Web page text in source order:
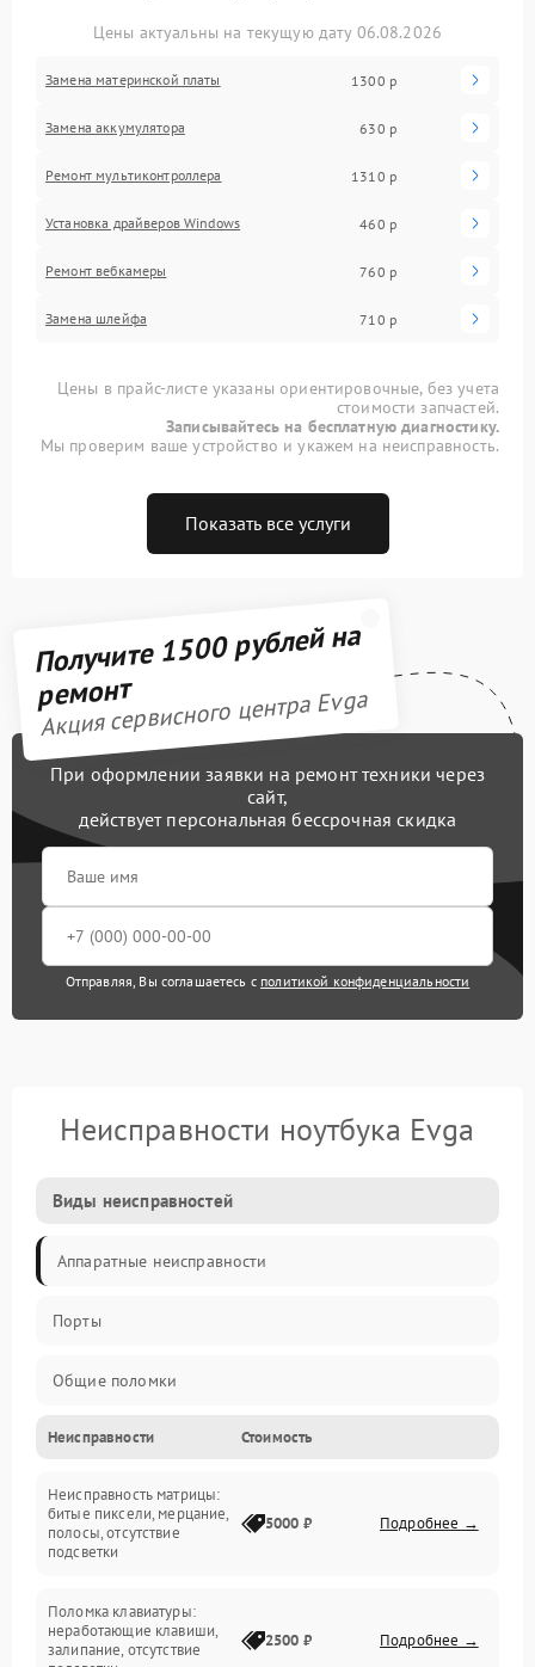
Цены актуальны на текущую дату 06.08.2026
Замена материнской платы 1300 р
Замена аккумулятора 630 р
Ремонт мультиконтроллера 1310 р
Установка драйверов Windows 460 р
Ремонт вебкамеры 760 р
Замена шлейфа 710 р
Цены в прайс-листе указаны ориентировочные, без учета
стоимости запчастей.
Записывайтесь на бесплатную диагностику.
Мы проверим ваше устройство и укажем на неисправность.
Показать все услуги
Получите 1500 рублей на
ремонт
Акция сервисного центра Evga
При оформлении заявки на ремонт техники через
сайт,
действует персональная бессрочная скидка
Отправляя, Вы соглашаетесь с политикой конфиденциальности
Неисправности ноутбука Evga
Виды неисправностей
Аппаратные неисправности
Порты
Общие поломки
Устройства
Программные ошибки
Электрические и системные сбои
Интерфейсные проблемы
Неисправности Стоимость
Неисправность матрицы:
битые пиксели, мерцание,
полосы, отсутствие
подсветки
5000 ₽ Подробнее →
Поломка клавиатуры:
неработающие клавиши,
залипание, отсутствие
2500 ₽ Подробнее →